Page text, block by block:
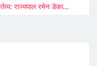
राज्यपाल रमेन डेका…